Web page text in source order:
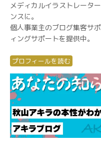
メディカルイラストレータ
ンスに。
個人事業主のブログ集客サ
ィングサポートを提供中。
プロフィールを読む